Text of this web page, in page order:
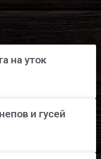
на уток
и гусей